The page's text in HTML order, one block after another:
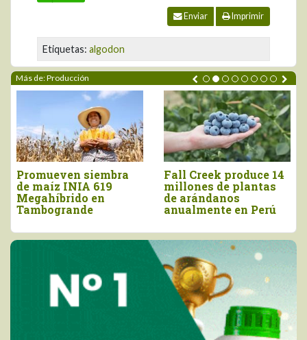
Enviar Imprimir
Etiquetas: algodon
Más de: Producción
Promueven siembra
de maíz INIA 619
Megahíbrido en
Tambogrande
Fall Creek produce 14
millones de plantas
de arándanos
anualmente en Perú